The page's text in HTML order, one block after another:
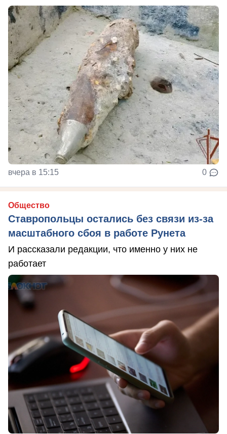
вчера в 15:15 0
Общество
Ставропольцы остались без связи из-за
масштабного сбоя в работе Рунета
И рассказали редакции, что именно у них не
работает